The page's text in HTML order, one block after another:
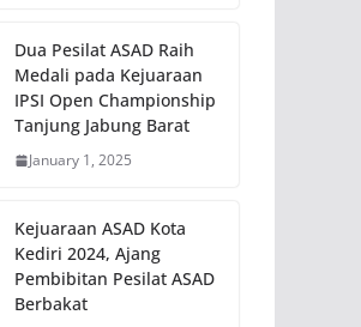
Dua Pesilat ASAD Raih
Medali pada Kejuaraan
IPSI Open Championship
Tanjung Jabung Barat
January 1, 2025
Kejuaraan ASAD Kota
Kediri 2024, Ajang
Pembibitan Pesilat ASAD
Berbakat